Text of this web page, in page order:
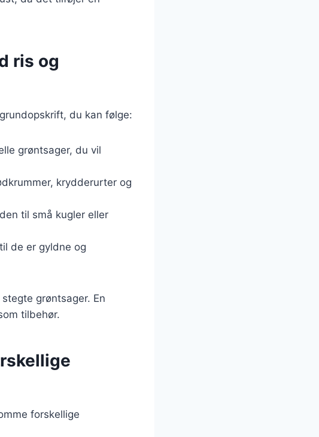
ris og
du kan følge:
grøntsager, du vil
krydderurter og
til små kugler eller
de er gyldne og
grøntsager. En
tilbehør.
forskellige